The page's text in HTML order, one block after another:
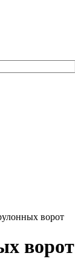
ворот
ворот